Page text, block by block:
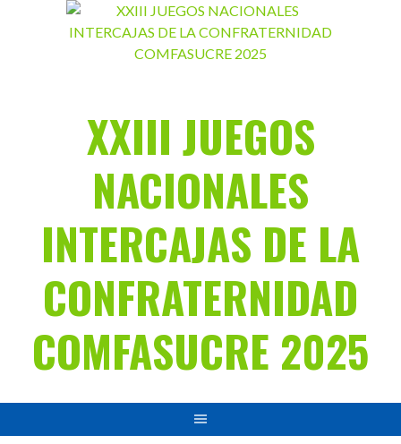
XXIII JUEGOS
NACIONALES
INTERCAJAS DE LA
CONFRATERNIDAD
COMFASUCRE 2025